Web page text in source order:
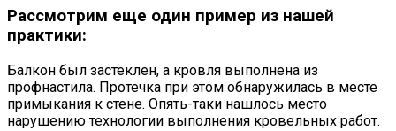
Рассмотрим еще один пример из нашей
практики:
Балкон был застеклен, а кровля выполнена из
профнастила. Протечка при этом обнаружилась в месте
примыкания к стене. Опять-таки нашлось место
нарушению технологии выполнения кровельных работ.